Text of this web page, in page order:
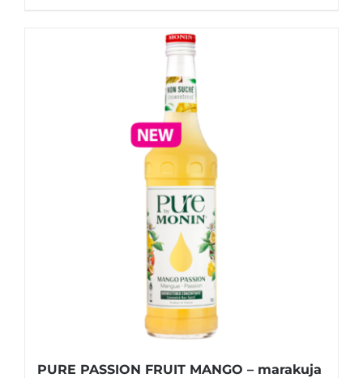
PURE PASSION FRUIT MANGO – marakuja